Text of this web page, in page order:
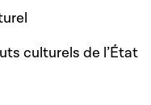
culturels de l’État